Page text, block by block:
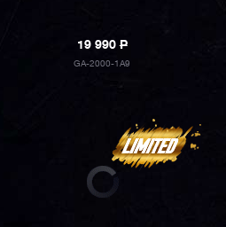
19 990P
GA-2000-1A9